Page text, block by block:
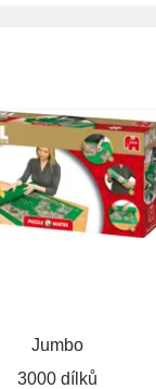
Jumbo
3000 dílků